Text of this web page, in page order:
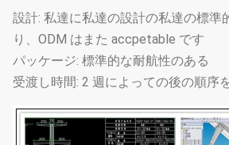
設計: 私達に私達の設計の私達の標準
り、ODM はまた accpetable です
パッケージ: 標準的な耐航性のある
受渡し時間: 2 週によっての後の順序